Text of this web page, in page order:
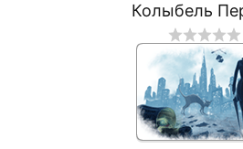
Колыбель